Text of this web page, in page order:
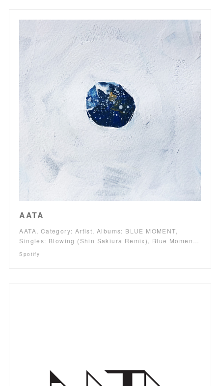
AATA
AATA, Category: Artist, Albums: BLUE MOMENT,
Singles: Blowing (Shin Sakiura Remix), Blue Momen…
Spotify